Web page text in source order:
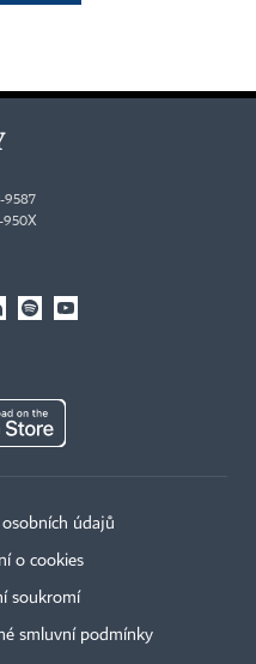
9587
950X
údajů
o cookies
soukromí
smluvní podmínky